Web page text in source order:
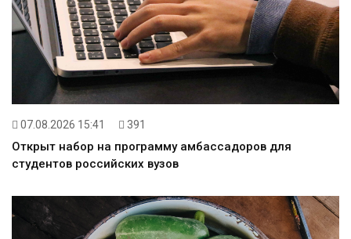
07.08.2026 15:41 391
Открыт набор на программу амбассадоров для
студентов российских вузов